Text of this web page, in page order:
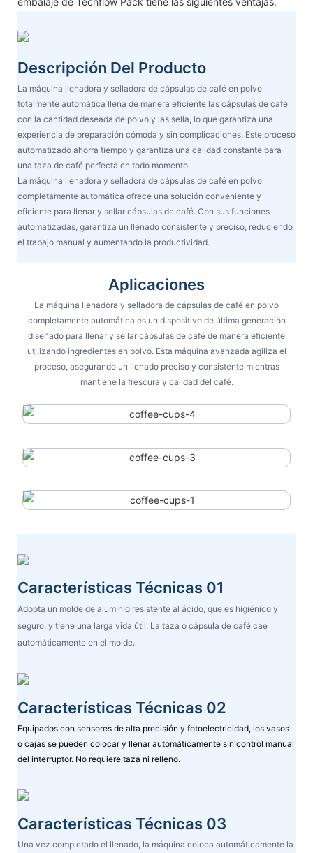
Descripción Del Producto
La máquina llenadora y selladora de cápsulas de café en polvo
totalmente automática llena de manera eficiente las cápsulas de café
con la cantidad deseada de polvo y las sella, lo que garantiza una
experiencia de preparación cómoda y sin complicaciones. Este proceso
automatizado ahorra tiempo y garantiza una calidad constante para
una taza de café perfecta en todo momento.
La máquina llenadora y selladora de cápsulas de café en polvo
completamente automática ofrece una solución conveniente y
eficiente para llenar y sellar cápsulas de café. Con sus funciones
automatizadas, garantiza un llenado consistente y preciso, reduciendo
el trabajo manual y aumentando la productividad.
Aplicaciones
La máquina llenadora y selladora de cápsulas de café en polvo
completamente automática es un dispositivo de última generación
diseñado para llenar y sellar cápsulas de café de manera eficiente
utilizando ingredientes en polvo. Esta máquina avanzada agiliza el
proceso, asegurando un llenado preciso y consistente mientras
mantiene la frescura y calidad del café.
Características Técnicas 01
Adopta un molde de aluminio resistente al ácido, que es higiénico y
seguro, y tiene una larga vida útil. La taza o cápsula de café cae
automáticamente en el molde.
Características Técnicas 02
Equipados con sensores de alta precisión y fotoelectricidad, los vasos
o cajas se pueden colocar y llenar automáticamente sin control manual
del interruptor. No requiere taza ni relleno.
Características Técnicas 03
Una vez completado el llenado, la máquina coloca automáticamente la